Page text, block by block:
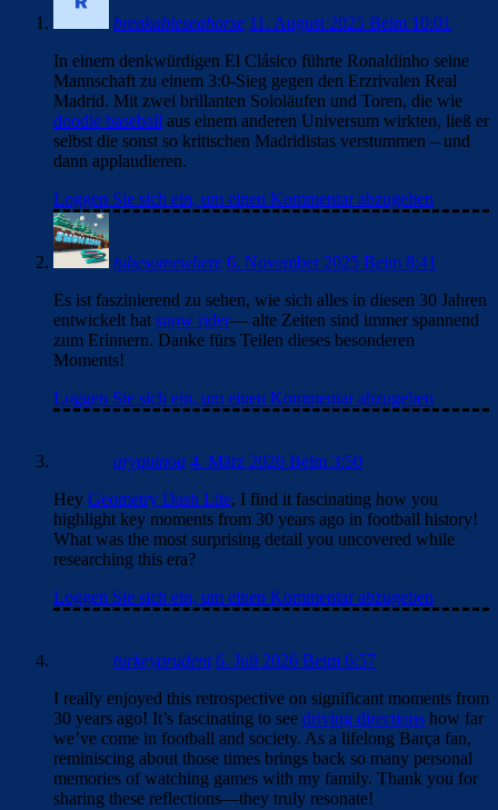
breakableseahorse 11. August 2025 Beim 10:01
In einem denkwürdigen El Clásico führte Ronaldinho seine
Mannschaft zu einem 3:0-Sieg gegen den Erzrivalen Real
Madrid. Mit zwei brillanten Sololäufen und Toren, die wie
doodle baseball aus einem anderen Universum wirkten, ließ er
selbst die sonst so kritischen Madridistas verstummen – und
dann applaudieren.
Loggen Sie sich ein, um einen Kommentar abzugeben
tubesomewhere 6. November 2025 Beim 8:41
Es ist faszinierend zu sehen, wie sich alles in diesen 30 Jahren
entwickelt hat snow rider— alte Zeiten sind immer spannend
zum Erinnern. Danke fürs Teilen dieses besonderen
Moments!
Loggen Sie sich ein, um einen Kommentar abzugeben
aryquinoa 4. März 2026 Beim 3:50
Hey Geometry Dash Lite, I find it fascinating how you
highlight key moments from 30 years ago in football history!
What was the most surprising detail you uncovered while
researching this era?
Loggen Sie sich ein, um einen Kommentar abzugeben
turkeyprudent 6. Juli 2026 Beim 6:57
I really enjoyed this retrospective on significant moments from
30 years ago! It’s fascinating to see driving directions how far
we’ve come in football and society. As a lifelong Barça fan,
reminiscing about those times brings back so many personal
memories of watching games with my family. Thank you for
sharing these reflections—they truly resonate!